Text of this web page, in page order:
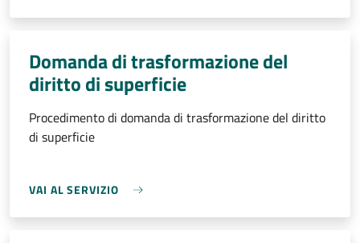
Domanda di trasformazione del
diritto di superficie
Procedimento di domanda di trasformazione del diritto
di superficie
VAI AL SERVIZIO